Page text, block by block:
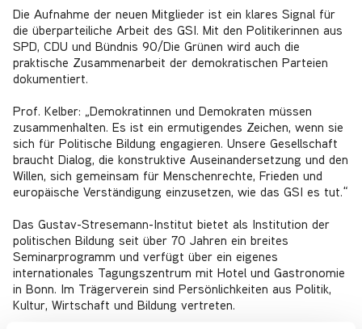
Die Aufnahme der neuen Mitglieder ist ein klares Signal für
die überparteiliche Arbeit des GSI. Mit den Politikerinnen aus
SPD, CDU und Bündnis 90/Die Grünen wird auch die
praktische Zusammenarbeit der demokratischen Parteien
dokumentiert.
Prof. Kelber: „Demokratinnen und Demokraten müssen
zusammenhalten. Es ist ein ermutigendes Zeichen, wenn sie
sich für Politische Bildung engagieren. Unsere Gesellschaft
braucht Dialog, die konstruktive Auseinandersetzung und den
Willen, sich gemeinsam für Menschenrechte, Frieden und
europäische Verständigung einzusetzen, wie das GSI es tut.“
Das Gustav-Stresemann-Institut bietet als Institution der
politischen Bildung seit über 70 Jahren ein breites
Seminarprogramm und verfügt über ein eigenes
internationales Tagungszentrum mit Hotel und Gastronomie
in Bonn. Im Trägerverein sind Persönlichkeiten aus Politik,
Kultur, Wirtschaft und Bildung vertreten.